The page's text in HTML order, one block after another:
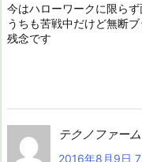
今はハローワークに限らず
うちも苦戦中だけど無断
残念です
テクノファーム
2016年8月9日